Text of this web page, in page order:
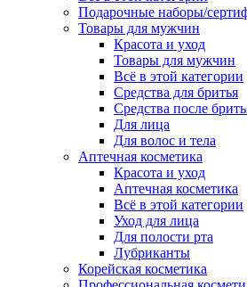
Подарочные наборы/
Товары для мужчин
Красота и уход
Товары для мужчин
Всё в этой категории
Средства для бритья
Средства после
Для лица
Для волос и тела
Аптечная косметика
Красота и уход
Аптечная косметика
Всё в этой категории
Уход для лица
Для полости рта
Лубриканты
Корейская косметика